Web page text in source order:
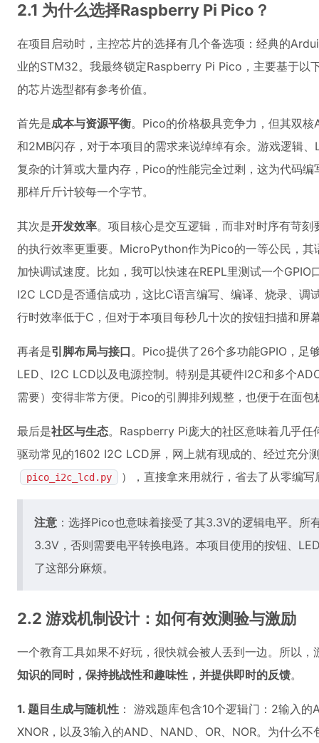
2.1 为什么选择Raspberry Pi Pico？
在项目启动时，主控芯片的选择有几个备选项：经典的
业的STM32。我最终锁定Raspberry Pi Pico，主要基于以
的芯片选型都有参考价值。
首先是成本与资源平衡。Pico的价格极具竞争力，但其双
和2MB闪存，对于本项目的需求来说绰绰有余。游戏逻辑
复杂的计算或大量内存，Pico的性能完全过剩，这为代码
那样斤斤计较每一个字节。
其次是开发效率。项目核心是交互逻辑，而非对时序有苛
的执行效率更重要。MicroPython作为Pico的一等公民，其
加快调试速度。比如，我可以快速在REPL里测试一个
I2C LCD是否通信成功，这比C语言编写、编译、烧录、
行时效率低于C，但对于本项目每秒几十次的按钮扫描和屏
再者是引脚布局与接口。Pico提供了26个多功能GPIO，足
LED、I2C LCD以及电源控制。特别是其硬件I2C和多个
需要）变得非常方便。Pico的引脚排列规整，也便于在面
最后是社区与生态。Raspberry Pi庞大的社区意味着几乎
驱动常见的1602 I2C LCD屏，网上就有现成的、经过充分
pico_i2c_lcd.py ），直接拿来用就行，省去了从零编
注意 ：选择Pico也意味着接受了其3.3V的逻辑电平。所
3.3V，否则需要电平转换电路。本项目使用的按钮、
了这部分麻烦。
2.2 游戏机制设计：如何有效测验与激励
一个教育工具如果不好玩，很快就会被人丢到一边。所以
知识的同时，保持挑战性和趣味性，并提供即时的反馈。
1. 题目生成与随机性 ： 游戏题库包含10个逻辑门：2输入
XNOR，以及3输入的AND、NAND、OR、NOR。为什么